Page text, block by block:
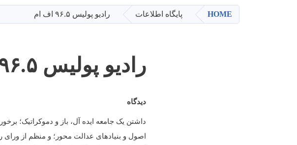
HOME پایگاه اطلاعات رادیو پولیس ۹۶.۵ اف ام
رادیو پولیس ۹۶.۵ اف ام
دیدگاه
داشتن یک جامعه ایده آل، باز و دموکراتیک؛
اصول و بنیادهای عدالت محور؛ و منظم از